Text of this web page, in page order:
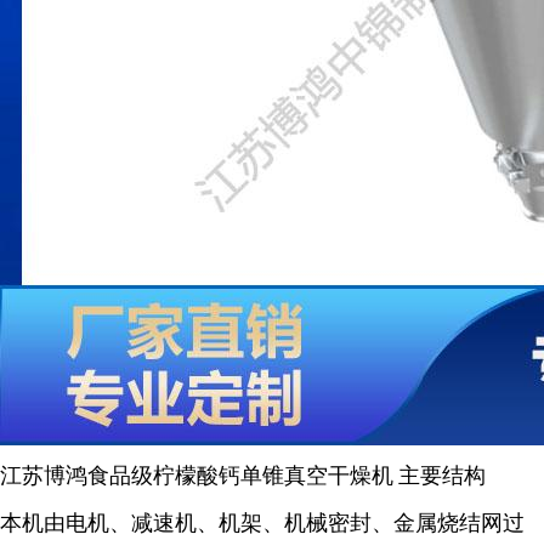
江苏博鸿食品级柠檬酸钙单锥真空干燥机 主要结构
本机由电机、减速机、机架、机械密封、金属烧结网过